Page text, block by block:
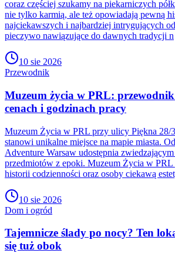
coraz częściej szukamy na piekarniczych
nie tylko karmią, ale też opowiadają pewną
najciekawszych i najbardziej intrygujących
pieczywo nawiązujące do dawnych tradycji n
10 sie 2026
Przewodnik
Muzeum życia w PRL:
cenach i godzinach pracy
Muzeum Życia w PRL przy ulicy Piękna 28/
stanowi unikalne miejsce na mapie miasta.
Adventure Warsaw udostępnia
przedmiotów z epoki. Muzeum Życia w PRL
historii codzienności oraz osoby ciekawą
10 sie 2026
Dom i ogród
Tajemnicze ślady po nocy? Ten
się tuż obok